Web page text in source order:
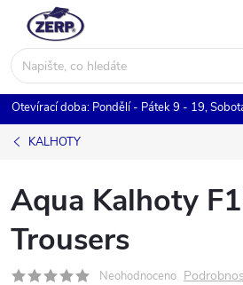
obsah
Otevírací doba: Pondělí - Pátek 9 - 19,
KALHOTY
Aqua Kalhoty
Trousers
Neohodnoceno